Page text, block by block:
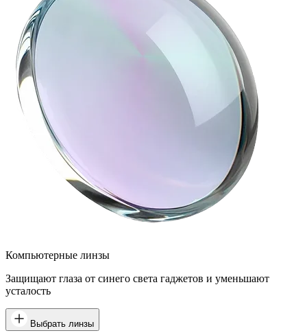
Компьютерные линзы
Защищают глаза от синего света гаджетов и уменьшают
усталость
Выбрать линзы